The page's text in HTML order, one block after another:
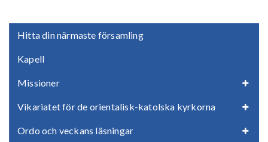
Hitta din närmaste församling
Kapell
Missioner
Vikariatet för de orientalisk-katolska kyrkorna
Ordo och veckans läsningar